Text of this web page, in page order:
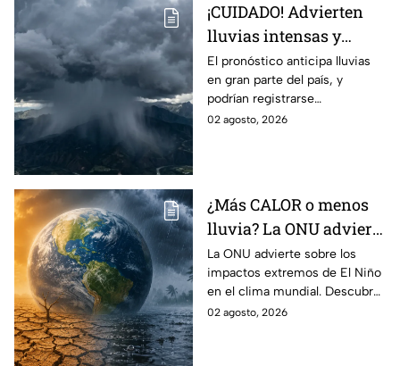
¡CUIDADO! Advierten
lluvias intensas y
fuertes rachas de
viento en México;
¿cómo afectará a
Guanajuato?
El pronóstico anticipa lluvias
en gran parte del país, y
podrían registrarse
afectaciones por las
02 agosto, 2026
¿Más CALOR o menos
lluvia? La ONU advierte
por los efectos
EXTREMOS de ‘El Niño’
y que cambiarán el
clima en el mundo
La ONU advierte sobre los
impactos extremos de El Niño
en el clima mundial. Descubre
cómo podría cambiar el clima
02 agosto, 2026